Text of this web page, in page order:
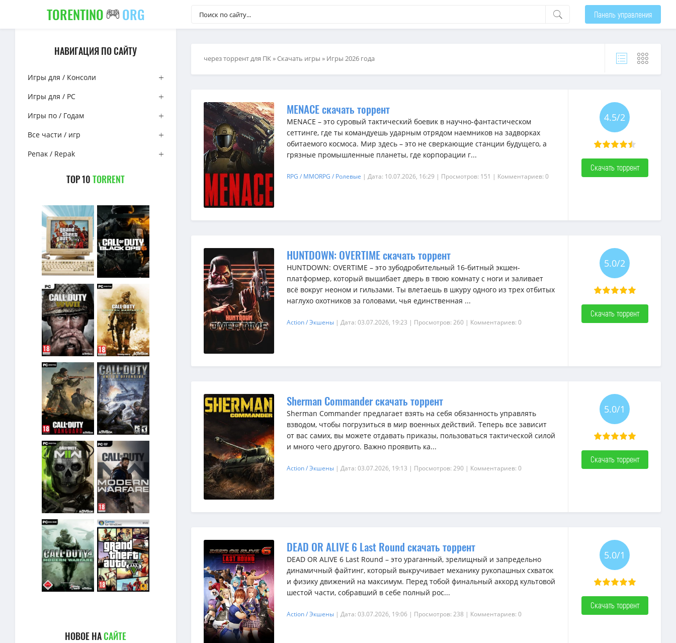
TORENTINO ORG Панель управления
НАВИГАЦИЯ ПО САЙТУ
Игры для / Консоли
Игры для / PC
Игры по / Годам
Все части / игр
Репак / Repak
TOP 10TORRENT
НОВОЕ НАСАЙТЕ
через торрент для ПК»Скачать игры » Игры 2026 года
MENACE скачать торрент
MENACE – это суровый тактический боевик в научно-фантастическом
сеттинге, где ты командуешь ударным отрядом наемников на задворках
обитаемого космоса. Мир здесь – это не сверкающие станции будущего, а
грязные промышленные планеты, где корпорации г...
RPG / MMORPG / Ролевые | Дата: 10.07.2026, 16:29 | Просмотров: 151 | Комментариев: 0
4.5/2
Скачать торрент
HUNTDOWN: OVERTIME скачать торрент
HUNTDOWN: OVERTIME – это зубодробительный 16-битный экшен-
платформер, который вышибает дверь в твою комнату с ноги и заливает
всё вокруг неоном и гильзами. Ты влетаешь в шкуру одного из трех отбитых
наглухо охотников за головами, чья единственная ...
Action / Экшены | Дата: 03.07.2026, 19:23 | Просмотров: 260 | Комментариев: 0
5.0/2
Скачать торрент
Sherman Commander скачать торрент
Sherman Commander предлагает взять на себя обязанность управлять
взводом, чтобы погрузиться в мир военных действий. Теперь все зависит
от вас самих, вы можете отдавать приказы, пользоваться тактической силой
и много чего другого. Важно проявить ка...
Action / Экшены | Дата: 03.07.2026, 19:13 | Просмотров: 290 | Комментариев: 0
5.0/1
Скачать торрент
DEAD OR ALIVE 6 Last Round скачать торрент
DEAD OR ALIVE 6 Last Round – это ураганный, зрелищный и запредельно
динамичный файтинг, который выкручивает механику рукопашных схваток
и физику движений на максимум. Перед тобой финальный аккорд культовой
шестой части, собравший в себе полный рос...
Action / Экшены | Дата: 03.07.2026, 19:06 | Просмотров: 238 | Комментариев: 0
5.0/1
Скачать торрент